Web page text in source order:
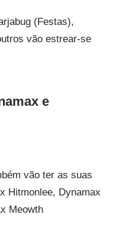
(Festas),
vão estrear-se
e
vão ter as suas
Hitmonlee, Dynamax
Meowth